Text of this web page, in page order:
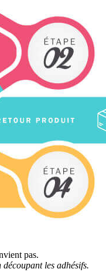
pas.
découpant les adhésifs.